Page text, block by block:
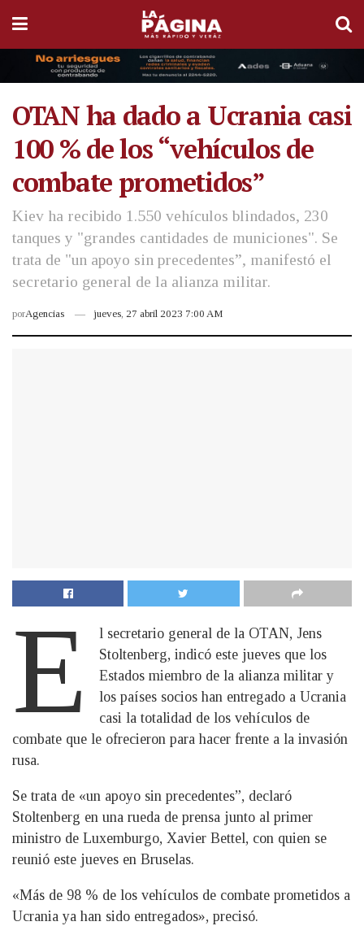
OTAN ha dado a Ucrania casi
100 % de los “vehículos de
combate prometidos”
Kiev ha recibido 1.550 vehículos blindados, 230
tanques y "grandes cantidades de municiones". Se
trata de "un apoyo sin precedentes”, manifestó el
secretario general de la alianza militar.
porAgencias jueves, 27 abril 2023 7:00 AM
E
l secretario general de la OTAN, Jens
Stoltenberg, indicó este jueves que los
Estados miembro de la alianza militar y
los países socios han entregado a Ucrania
casi la totalidad de los vehículos de
combate que le ofrecieron para hacer frente a la invasión
rusa.
Se trata de «un apoyo sin precedentes”, declaró
Stoltenberg en una rueda de prensa junto al primer
ministro de Luxemburgo, Xavier Bettel, con quien se
reunió este jueves en Bruselas.
«Más de 98 % de los vehículos de combate prometidos a
Ucrania ya han sido entregados», precisó.